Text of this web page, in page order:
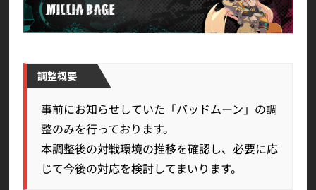
調整概要
事前にお知らせしていた「バッドムーン」の調
整のみを行っております。
本調整後の対戦環境の推移を確認し、必要に応
じて今後の対応を検討してまいります。